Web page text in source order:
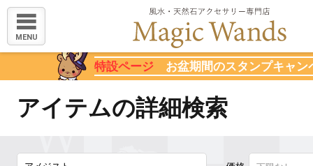
MENU
特設ページ お盆期間のスタンプキャン
アイテムの詳細検索